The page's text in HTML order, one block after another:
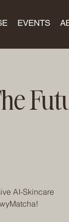
EVENTS
AI-Skincare